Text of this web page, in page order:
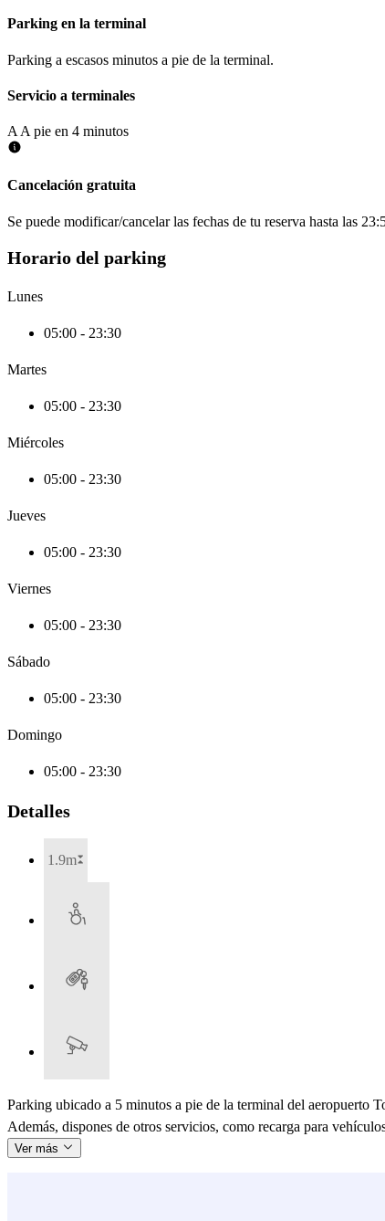
Parking en la terminal
Parking a escasos minutos a pie de la terminal.
Servicio a terminales
A A pie en 4 minutos
Cancelación gratuita
Se puede modificar/cancelar las fechas de tu reserva hasta las
Horario del parking
Lunes
05:00 - 23:30
Martes
05:00 - 23:30
Miércoles
05:00 - 23:30
Jueves
05:00 - 23:30
Viernes
05:00 - 23:30
Sábado
05:00 - 23:30
Domingo
05:00 - 23:30
Detalles
1.9m
Parking ubicado a 5 minutos a pie de la terminal del aeropuerto
Además, dispones de otros servicios, como recarga para
Ver más